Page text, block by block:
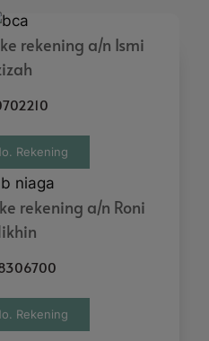
rekening a/n Ismi
Rekening
rekening a/n Roni
Rekening